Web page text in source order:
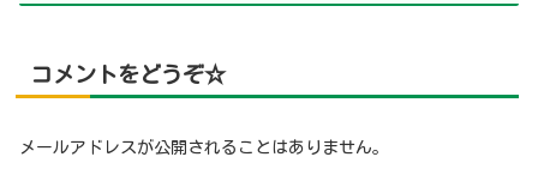
コメントをどうぞ☆
メールアドレスが公開されることはありません。